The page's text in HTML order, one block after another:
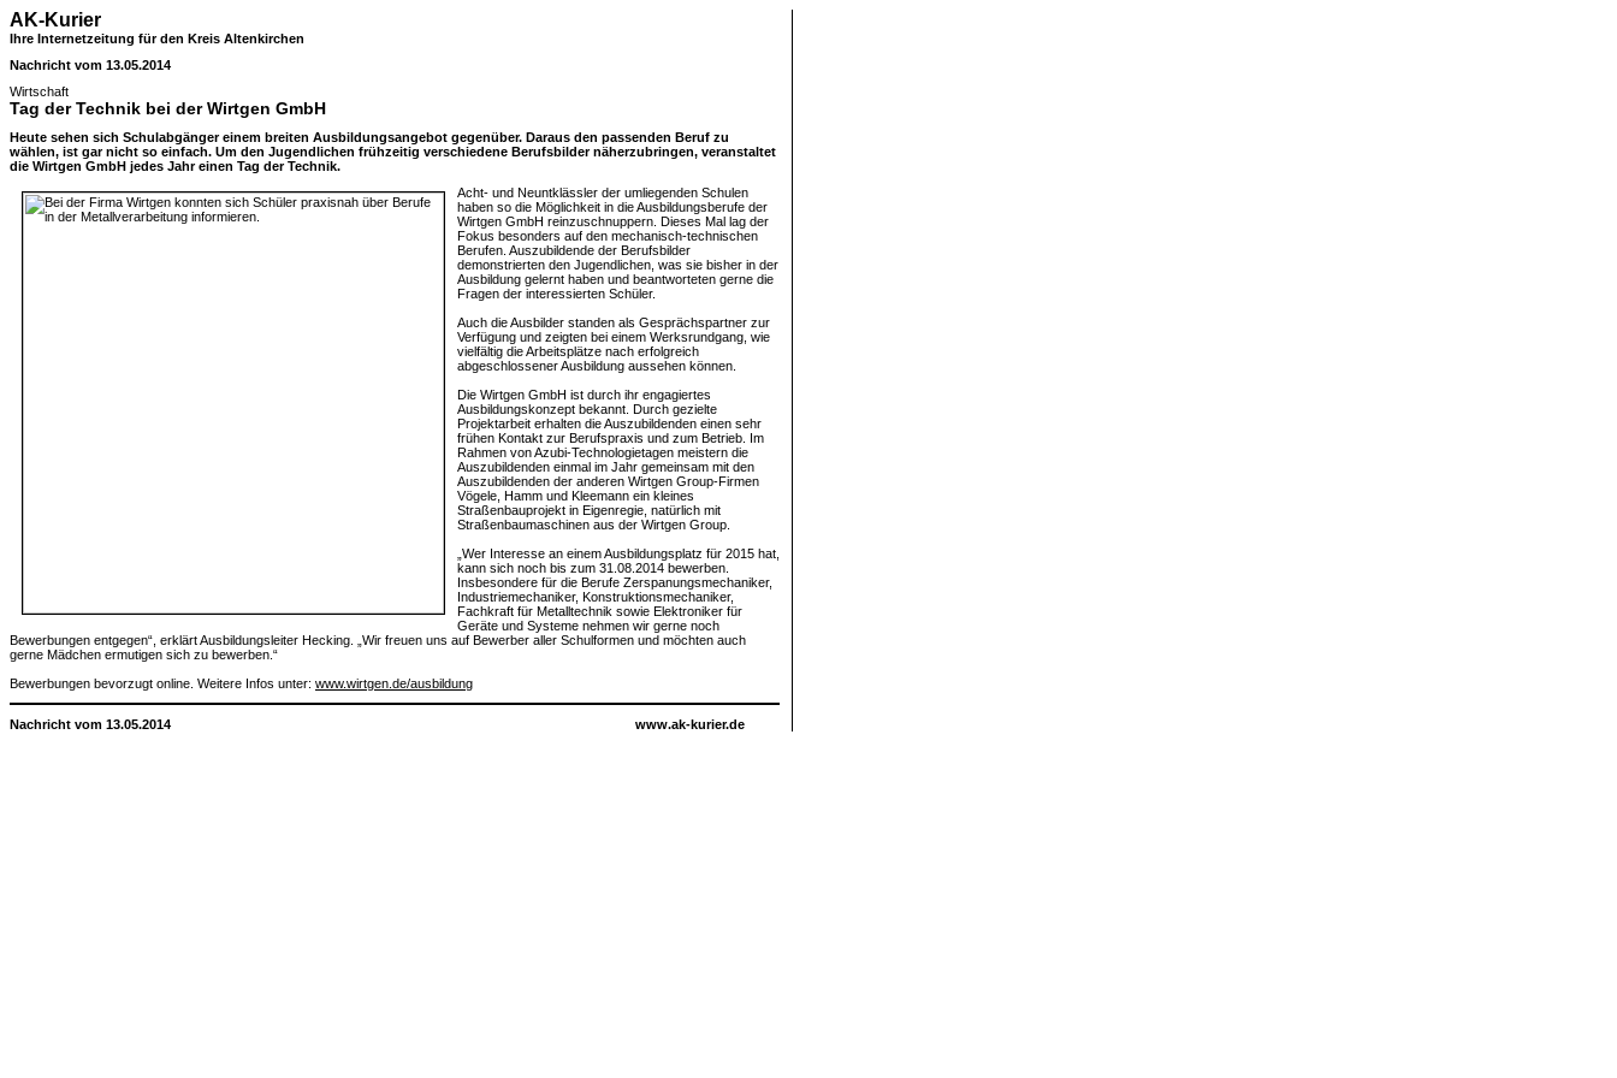
AK-Kurier
Ihre Internetzeitung für den Kreis Altenkirchen
Nachricht vom 13.05.2014
Wirtschaft
Tag der Technik bei der Wirtgen GmbH
Heute sehen sich Schulabgänger einem breiten Ausbildungsangebot gegenüber. Daraus den passenden Beruf zu
wählen, ist gar nicht so einfach. Um den Jugendlichen frühzeitig verschiedene Berufsbilder näherzubringen, veranstaltet
die Wirtgen GmbH jedes Jahr einen Tag der Technik.
Acht- und Neuntklässler der umliegenden Schulen
haben so die Möglichkeit in die Ausbildungsberufe der
Wirtgen GmbH reinzuschnuppern. Dieses Mal lag der
Fokus besonders auf den mechanisch-technischen
Berufen. Auszubildende der Berufsbilder
demonstrierten den Jugendlichen, was sie bisher in der
Ausbildung gelernt haben und beantworteten gerne die
Fragen der interessierten Schüler.
Auch die Ausbilder standen als Gesprächspartner zur
Verfügung und zeigten bei einem Werksrundgang, wie
vielfältig die Arbeitsplätze nach erfolgreich
abgeschlossener Ausbildung aussehen können.
Die Wirtgen GmbH ist durch ihr engagiertes
Ausbildungskonzept bekannt. Durch gezielte
Projektarbeit erhalten die Auszubildenden einen sehr
frühen Kontakt zur Berufspraxis und zum Betrieb. Im
Rahmen von Azubi-Technologietagen meistern die
Auszubildenden einmal im Jahr gemeinsam mit den
Auszubildenden der anderen Wirtgen Group-Firmen
Vögele, Hamm und Kleemann ein kleines
Straßenbauprojekt in Eigenregie, natürlich mit
Straßenbaumaschinen aus der Wirtgen Group.
„Wer Interesse an einem Ausbildungsplatz für 2015 hat,
kann sich noch bis zum 31.08.2014 bewerben.
Insbesondere für die Berufe Zerspanungsmechaniker,
Industriemechaniker, Konstruktionsmechaniker,
Fachkraft für Metalltechnik sowie Elektroniker für
Geräte und Systeme nehmen wir gerne noch
Bewerbungen entgegen“, erklärt Ausbildungsleiter Hecking. „Wir freuen uns auf Bewerber aller Schulformen und möchten auch
gerne Mädchen ermutigen sich zu bewerben.“
Bewerbungen bevorzugt online. Weitere Infos unter: www.wirtgen.de/ausbildung
Nachricht vom 13.05.2014 www.ak-kurier.de